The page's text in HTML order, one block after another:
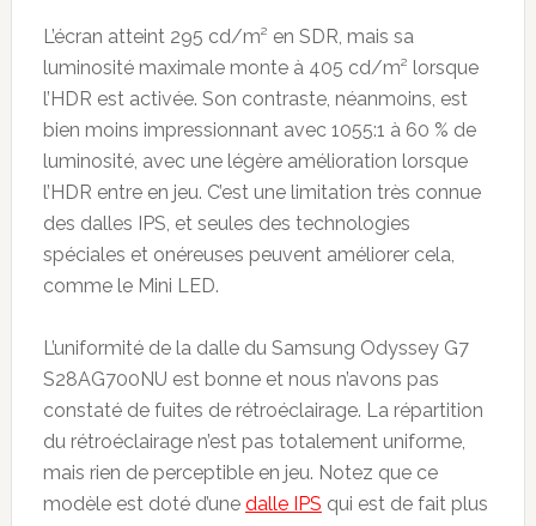
L’écran atteint 295 cd/m² en SDR, mais sa
luminosité maximale monte à 405 cd/m² lorsque
l’HDR est activée. Son contraste, néanmoins, est
bien moins impressionnant avec 1055:1 à 60 % de
luminosité, avec une légère amélioration lorsque
l’HDR entre en jeu. C’est une limitation très connue
des dalles IPS, et seules des technologies
spéciales et onéreuses peuvent améliorer cela,
comme le Mini LED.
L’uniformité de la dalle du Samsung Odyssey G7
S28AG700NU est bonne et nous n’avons pas
constaté de fuites de rétroéclairage. La répartition
du rétroéclairage n’est pas totalement uniforme,
mais rien de perceptible en jeu. Notez que ce
modèle est doté d’une dalle IPS qui est de fait plus